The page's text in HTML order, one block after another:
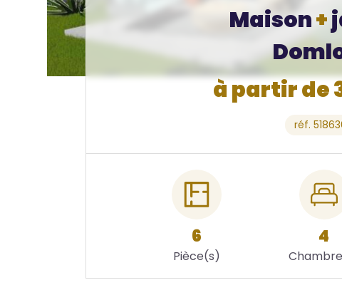
Maison+
à partir de
réf.
6
Pièce(s)
4